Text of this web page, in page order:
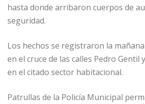
hasta donde arribaron cuerpos de
seguridad.
Los hechos se registraron la
en el cruce de las calles Pedro Gentil
en el citado sector habitacional.
Patrullas de la Policía Municipal